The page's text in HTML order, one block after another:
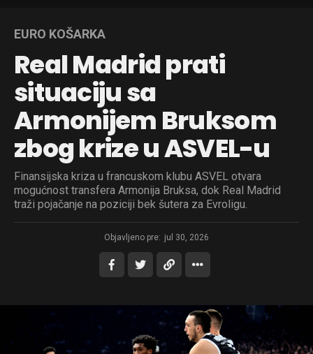
EURO KOŠARKA
Real Madrid prati
situaciju sa
Armonijem Bruksom
zbog krize u ASVEL-u
Finansijska kriza u francuskom klubu ASVEL otvara
mogućnost transfera Armonija Bruksa, dok Real Madrid
traži pojačanje na poziciji bek šutera za Evroligu.
Objavljeno pre: jul 30, 2026